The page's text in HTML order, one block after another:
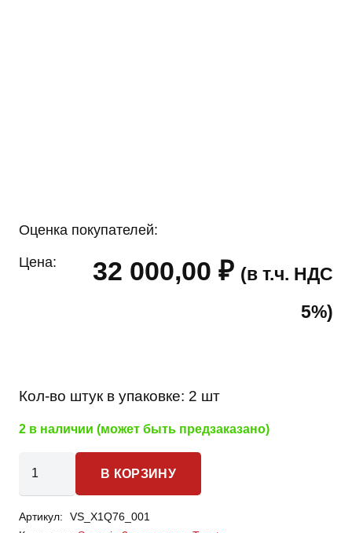
Оценка покупателей:
Цена: 32 000,00 ₽ (в т.ч. НДС
5%)
Кол-во штук в упаковке: 2 шт
2 в наличии (может быть предзаказано)
товара
Sequoia
В КОРЗИНУ
Артикул:
VS_X1Q76_001